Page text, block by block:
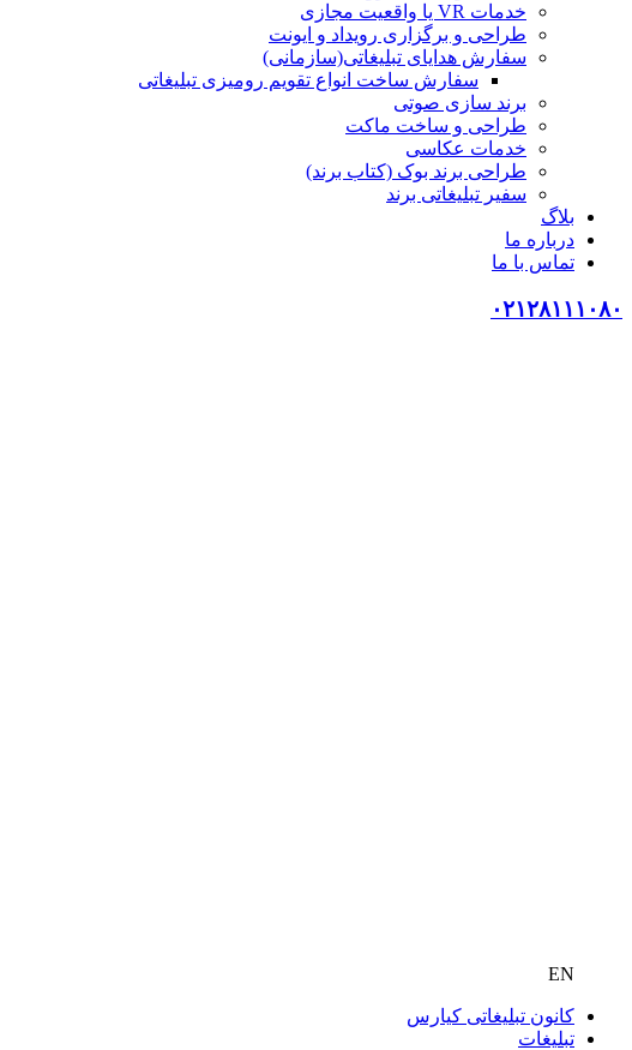
خدمات VR یا واقعیت مجازی
طراحی و برگزاری رویداد و ایونت
سفارش هدایای تبلیغاتی(سازمانی)
سفارش ساخت انواع تقویم رومیزی تبلیغاتی
برند سازی صوتی
طراحی و ساخت ماکت
خدمات عکاسی
طراحی برند بوک (کتاب برند)
سفیر تبلیغاتی برند
بلاگ
درباره ما
تماس با ما
۰۲۱۲۸۱۱۱۰۸۰
EN
کانون تبلیغاتی کیارس
تبلیغات